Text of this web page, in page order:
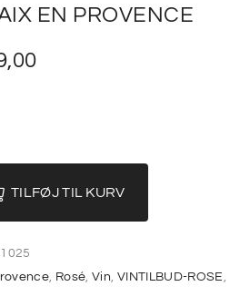
EN PROVENCE
TILFØJ TIL KURV
, Rosé, Vin, VINTILBUD-ROSE ,